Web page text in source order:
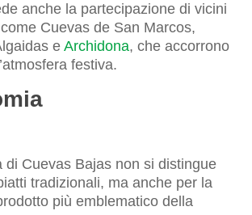
anche la partecipazione di vicini
Cuevas de San Marcos,
e Archidona, che accorrono
festiva.
di Cuevas Bajas non si distingue
tradizionali, ma anche per la
più emblematico della